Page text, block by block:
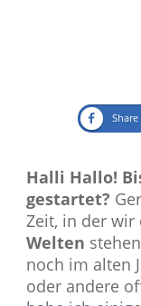
Share
Halli Hallo!
gestartet?
Zeit, in der wir
Welten
noch im alten
oder andere